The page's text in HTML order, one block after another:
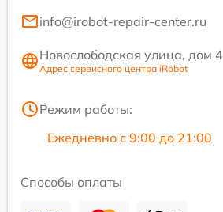
info@irobot-repair-center.ru
Новослободская улица, дом 4
Адрес сервисного центра iRobot
Режим работы:
Ежедневно с 9:00 до 21:00
Способы оплаты